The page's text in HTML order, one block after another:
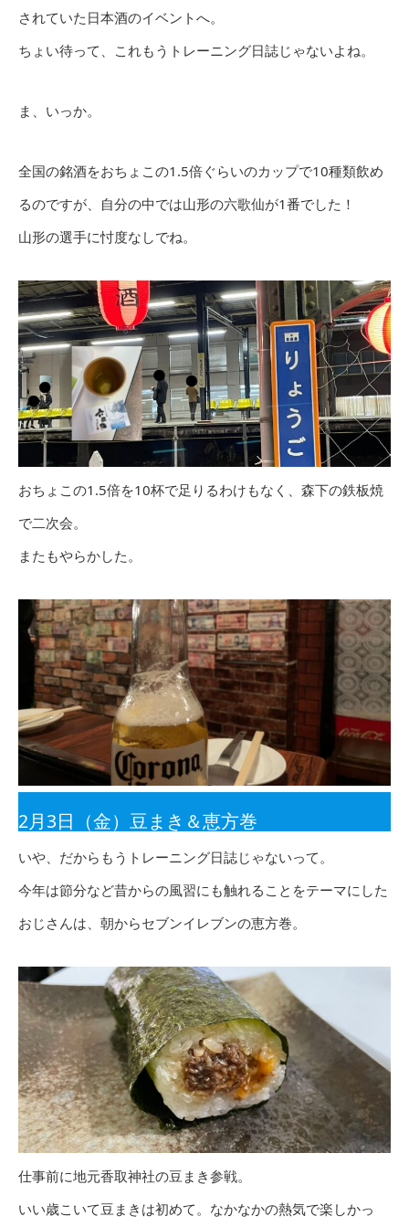
されていた日本酒のイベントへ。
ちょい待って、これもうトレーニング日誌じゃないよね。
ま、いっか。
全国の銘酒をおちょこの1.5倍ぐらいのカップで10種類飲め
るのですが、自分の中では山形の六歌仙が1番でした！
山形の選手に忖度なしでね。
おちょこの1.5倍を10杯で足りるわけもなく、森下の鉄板焼
で二次会。
またもやらかした。
2月3日（金）豆まき＆恵方巻
いや、だからもうトレーニング日誌じゃないって。
今年は節分など昔からの風習にも触れることをテーマにした
おじさんは、朝からセブンイレブンの恵方巻。
仕事前に地元香取神社の豆まき参戦。
いい歳こいて豆まきは初めて。なかなかの熱気で楽しかっ